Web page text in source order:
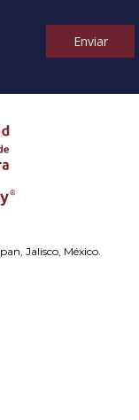
Enviar
Jalisco, México.